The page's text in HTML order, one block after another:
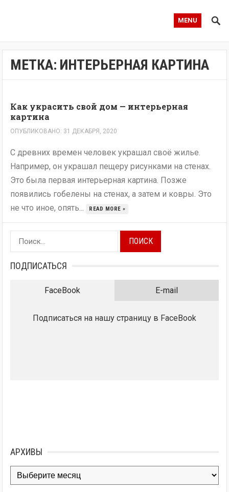
MENU
МЕТКА: ИНТЕРЬЕРНАЯ КАРТИНА
Как украсить свой дом — интерьерная
картина
ОПУБЛИКОВАНО: 31 ДЕКАБРЯ, 2020
С древних времен человек украшал своё жилье.
Например, он украшал пещеру рисунками на стенах.
Это была первая интерьерная картина. Позже
появились гобелены на стенах, а затем и ковры. Это
не что иное, опять...
READ MORE »
Найти:
ПОДПИСАТЬСЯ
FaceBook E-mail
Подписаться на нашу страницу в FaceBook
АРХИВЫ
Архивы